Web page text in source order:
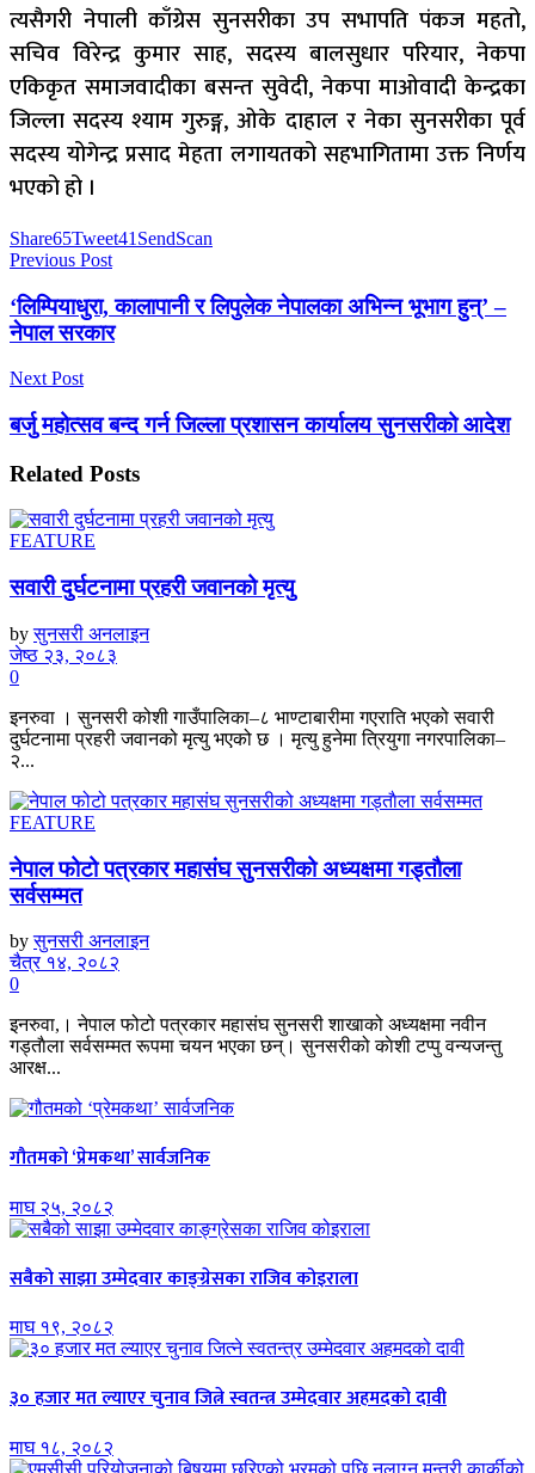
त्यसैगरी नेपाली काँग्रेस सुनसरीका उप सभापति पंकज महतो,
सचिव विरेन्द्र कुमार साह, सदस्य बालसुधार परियार, नेकपा
एकिकृत समाजवादीका बसन्त सुवेदी, नेकपा माओवादी केन्द्रका
जिल्ला सदस्य श्याम गुरुङ्ग, ओके दाहाल र नेका सुनसरीका पूर्व
सदस्य योगेन्द्र प्रसाद मेहता लगायतको सहभागितामा उक्त निर्णय
भएको हो ।
Share65Tweet41 SendScan
Previous Post
‘लिम्पियाधुरा, कालापानी र लिपुलेक नेपालका अभिन्न भूभाग हुन्’ –
नेपाल सरकार
Next Post
बर्जु महोत्सव बन्द गर्न जिल्ला प्रशासन कार्यालय सुनसरीको आदेश
Related Posts
FEATURE
सवारी दुर्घटनामा प्रहरी जवानको मृत्यु
by सुनसरी अनलाइन
जेष्ठ २३, २०८३
0
इनरुवा । सुनसरी कोशी गाउँपालिका–८ भाण्टाबारीमा गएराति भएको सवारी
दुर्घटनामा प्रहरी जवानको मृत्यु भएको छ । मृत्यु हुनेमा त्रियुगा नगरपालिका–
२...
FEATURE
नेपाल फोटो पत्रकार महासंघ सुनसरीको अध्यक्षमा गड्ताैला
सर्वसम्मत
by सुनसरी अनलाइन
चैत्र १४, २०८२
0
इनरुवा,। नेपाल फोटो पत्रकार महासंघ सुनसरी शाखाको अध्यक्षमा नवीन
गड्ताैला सर्वसम्मत रूपमा चयन भएका छन्। सुनसरीको काेशी टप्पु वन्यजन्तु
आरक्ष...
गौतमको ‘प्रेमकथा’ सार्वजनिक
माघ २५, २०८२
सबैको साझा उम्मेदवार काङ्ग्रेसका राजिव कोइराला
माघ १९, २०८२
३० हजार मत ल्याएर चुनाव जित्ने स्वतन्त्र उम्मेदवार अहमदको दावी
माघ १८, २०८२